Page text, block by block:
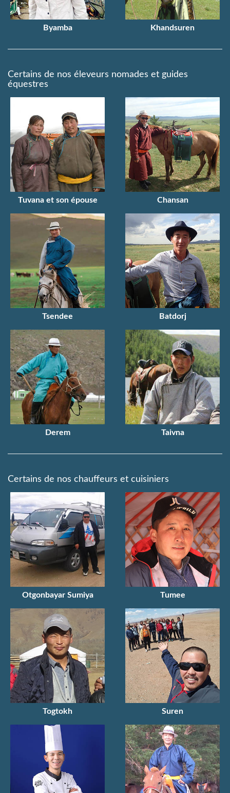
Byamba Khandsuren
Certains de nos éleveurs nomades et guides
équestres
Tuvana et son épouse Chansan
Tsendee Batdorj
Derem Taivna
Certains de nos chauffeurs et cuisiniers
Otgonbayar Sumiya Tumee
Togtokh Suren